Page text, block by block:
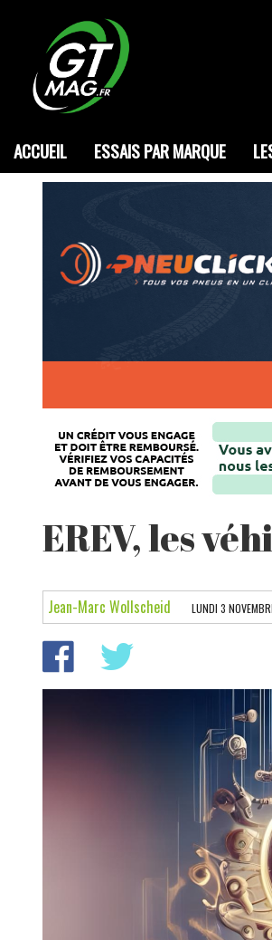
ACCUEIL ESSAIS PAR MARQUE
EREV, les
Jean-Marc Wollscheid LUNDI 3